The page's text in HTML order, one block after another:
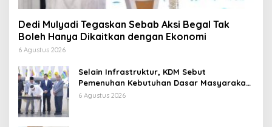
Dedi Mulyadi Tegaskan Sebab Aksi Begal Tak
Boleh Hanya Dikaitkan dengan Ekonomi
6 Agustus 2026
Selain Infrastruktur, KDM Sebut
Pemenuhan Kebutuhan Dasar Masyarakat
Jadi Fokus APBD Jabar 2027
6 Agustus 2026